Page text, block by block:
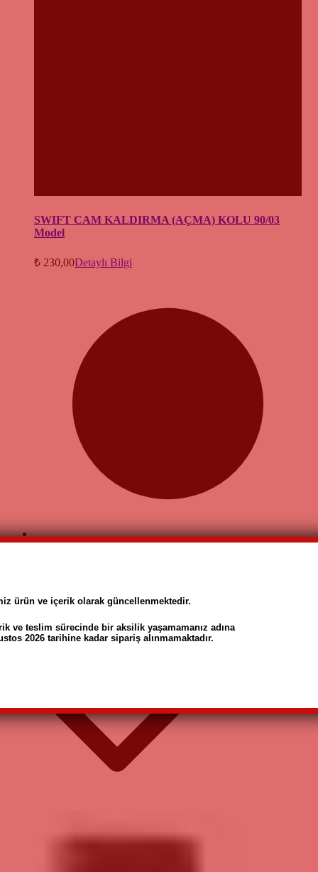
SWIFT CAM KALDIRMA (AÇMA) KOLU 90/03
Model
₺ 230,00Detaylı Bilgi
ürün ve içerik olarak güncellenmektedir.
ve teslim sürecinde bir aksilik yaşamamanız adına
2026 tarihine kadar sipariş alınmamaktadır.